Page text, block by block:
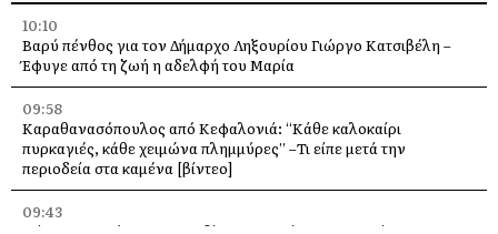
10:10
Βαρύ πένθος για τον Δήμαρχο Ληξουρίου Γιώργο Κατσιβέλη –
Έφυγε από τη ζωή η αδελφή του Μαρία
09:58
Καραθανασόπουλος από Κεφαλονιά: “Κάθε καλοκαίρι
πυρκαγιές, κάθε χειμώνα πλημμύρες” –Τι είπε μετά την
περιοδεία στα καμένα [βίντεο]
09:43